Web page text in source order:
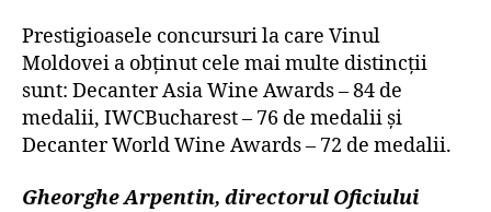
Prestigioasele concursuri la care Vinul
Moldovei a obținut cele mai multe distincții
sunt: Decanter Asia Wine Awards – 84 de
medalii, IWCBucharest – 76 de medalii și
Decanter World Wine Awards – 72 de medalii.
Gheorghe Arpentin, directorul Oficiului